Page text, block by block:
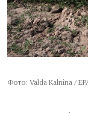
Фото: Valda Kalnina /